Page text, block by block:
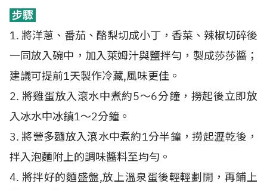
步驟
1. 將洋蔥、番茄、酪梨切成小丁，香菜、辣椒切碎後
一同放入碗中，加入萊姆汁與鹽拌勻，製成莎莎醬；
建議可提前1天製作冷藏,風味更佳。
2. 將雞蛋放入滾水中煮約5〜6分鐘，撈起後立即放
入冰水中冰鎮1〜2分鐘。
3. 將營多麵放入滾水中煮約1分半鐘，撈起瀝乾後，
拌入泡麵附上的調味醬料至均勻。
4. 將拌好的麵盛盤,放上溫泉蛋後輕輕劃開，再鋪上